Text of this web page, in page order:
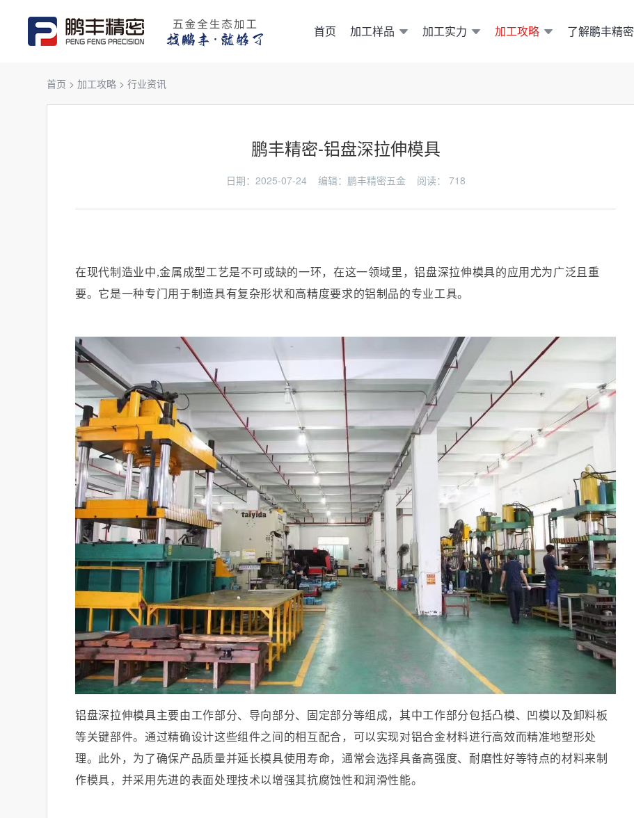
首页 加工样品 加工实力 加工攻略 了解鹏丰精密
首页 >加工攻略 >行业资讯
鹏丰精密-铝盘深拉伸模具
日期：2025-07-24 编辑：鹏丰精密五金 阅读： 718
在现代制造业中,金属成型工艺是不可或缺的一环，在这一领域里，铝盘深拉伸模具的应用尤为广泛且重
要。它是一种专门用于制造具有复杂形状和高精度要求的铝制品的专业工具。
铝盘深拉伸模具主要由工作部分、导向部分、固定部分等组成，其中工作部分包括凸模、凹模以及卸料板
等关键部件。通过精确设计这些组件之间的相互配合，可以实现对铝合金材料进行高效而精准地塑形处
理。此外，为了确保产品质量并延长模具使用寿命，通常会选择具备高强度、耐磨性好等特点的材料来制
作模具，并采用先进的表面处理技术以增强其抗腐蚀性和润滑性能。